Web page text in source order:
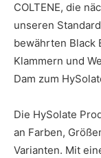
COLTENE, die
unseren
bewährten Black
Klammern und
Dam zum
Die HySolate
an Farben,
Varianten. Mit